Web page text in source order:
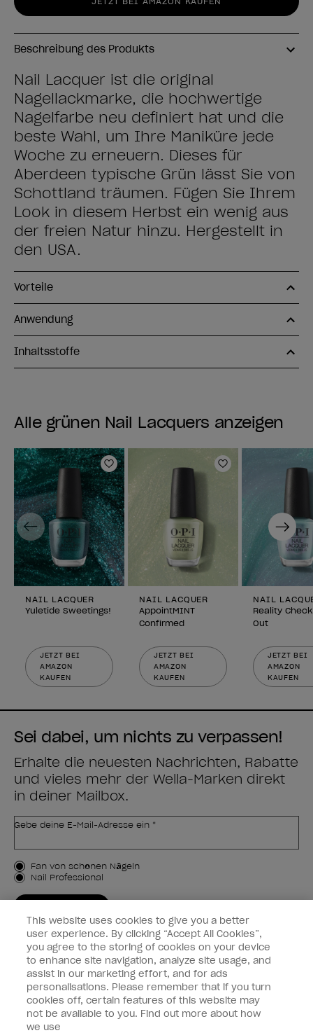
Beschreibung des Produkts
Nail Lacquer ist die original
Nagellackmarke, die hochwertige
Nagelfarbe neu definiert hat und die
beste Wahl, um Ihre Maniküre jede
Woche zu erneuern. Dieses für
Aberdeen typische Grün lässt Sie von
Schottland träumen. Fügen Sie Ihrem
Look in diesem Herbst ein wenig aus
der freien Natur hinzu. Hergestellt in
den USA.
Vorteile
Anwendung
Inhaltsstoffe
Alle grünen Nail Lacquers anzeigen
Zur Wunschliste hinzufügen
NAIL LACQUER
Yuletide Sweetings!
JETZT BEI
AMAZON
KAUFEN
Zur
NAIL LACQUER
AppointMINT
Confirmed
JETZT BEI
AMAZON
KAUFEN
NAIL
Reality
Out
JETZT BEI
AMAZON
KAUFEN
Previous Next
Sei dabei, um nichts zu verpassen!
Erhalte die neuesten Nachrichten, Rabatte
und vieles mehr der Wella-Marken direkt
in deiner Mailbox.
Gebe deine E-Mail-Adresse ein *
Kundenart
Fan von schönen Nägeln
Nail Professional
Kundeninformationen
Vernetzen
This website uses cookies to give you a better
user experience. By clicking “Accept All Cookies”,
you agree to the storing of cookies on your device
to enhance site navigation, analyze site usage, and
assist in our marketing effort, and for ads
personalisations. Please remember that if you turn
cookies off, certain features of this website may
not be available to you. Find out more about how
we use